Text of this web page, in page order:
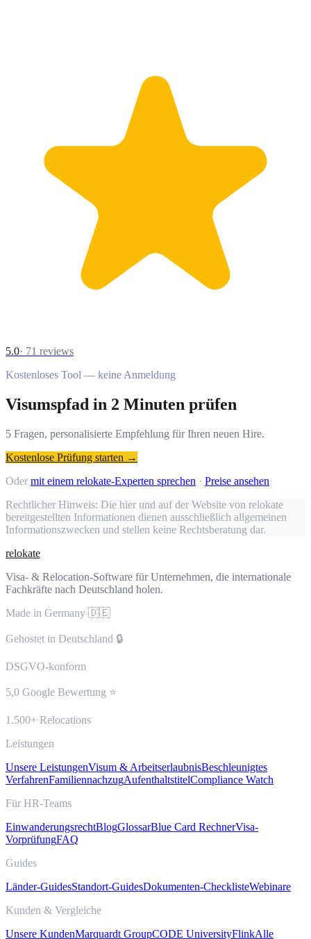
5.0· 71 reviews
Kostenloses Tool — keine Anmeldung
Visumspfad in 2 Minuten prüfen
5 Fragen, personalisierte Empfehlung für Ihren neuen Hire.
Kostenlose Prüfung starten →
Oder mit einem relokate-Experten sprechen · Preise ansehen
Rechtlicher Hinweis: Die hier und auf der Website von relokate
bereitgestellten Informationen dienen ausschließlich allgemeinen
Informationszwecken und stellen keine Rechtsberatung dar.
relokate
Visa- & Relocation-Software für Unternehmen, die internationale
Fachkräfte nach Deutschland holen.
Made in Germany 🇩🇪
Gehostet in Deutschland 🔒
DSGVO-konform
5,0 Google Bewertung ⭐
1.500+ Relocations
Leistungen
Unsere LeistungenVisum & ArbeitserlaubnisBeschleunigtes
VerfahrenFamiliennachzugAufenthaltstitelCompliance Watch
Für HR-Teams
EinwanderungsrechtBlogGlossarBlue Card RechnerVisa-
VorprüfungFAQ
Guides
Länder-GuidesStandort-GuidesDokumenten-ChecklisteWebinare
Kunden & Vergleiche
Unsere KundenMarquardt GroupCODE UniversityFlinkAlle